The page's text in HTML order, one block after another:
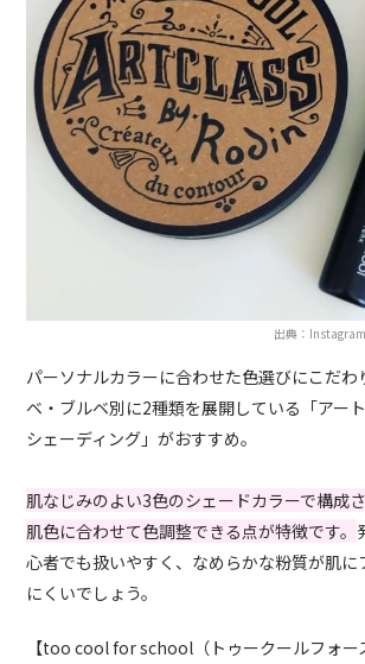
出典：
パーソナルカラーに合わせた色選びにこだわ
ベ・ブルベ別に2種類を展開している「アー
シェーディング」がおすすめ。
肌なじみのよい3色のシェードカラーで構成
肌色に合わせて色調整できる点が特徴です。
心者でも扱いやすく、なめらかな粉質が肌に
にくいでしょう。
【too cool for school（トゥークールフォー